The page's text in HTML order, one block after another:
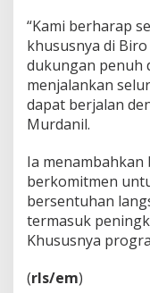
t
a
y
“Kami berharap
khususnya di
dukungan penuh
menjalankan
dapat berjalan
Murdanil.
Ia menambahkan
berkomitmen
bersentuhan
termasuk
Khususnya
(rls/em)